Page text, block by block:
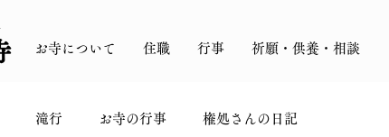
お寺について 住職 行事 祈願・供養・相談
滝行 お寺の行事 権処さんの日記